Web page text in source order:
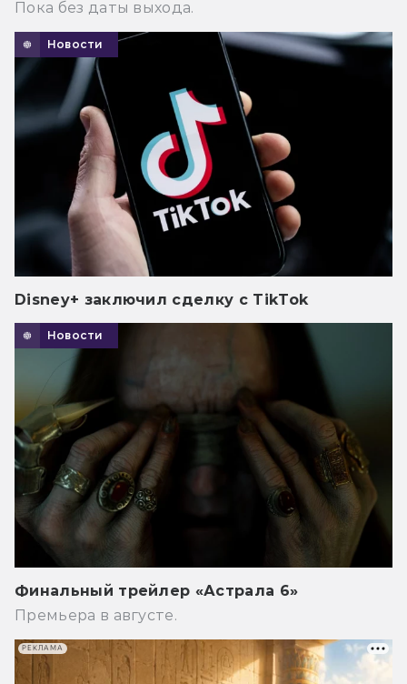
Пока без даты выхода.
Новости
Disney+ заключил сделку с TikTok
Новости
Финальный трейлер «Астрала 6»
Премьера в августе.
РЕКЛАМА